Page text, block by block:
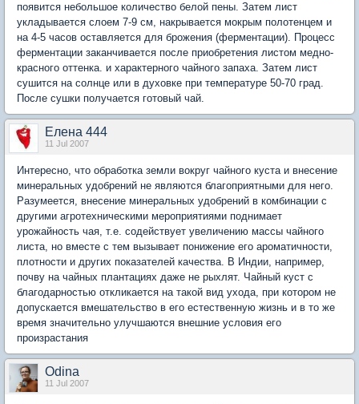
появится небольшое количество белой пены. Затем лист
укладывается слоем 7-9 см, накрывается мокрым полотенцем и
на 4-5 часов оставляется для брожения (ферментации). Процесс
ферментации заканчивается после приобретения листом медно-
красного оттенка. и характерного чайного запаха. Затем лист
сушится на солнце или в духовке при температуре 50-70 град.
После сушки получается готовый чай.
Елена 444
11 Jul 2007
Интересно, что обработка земли вокруг чайного куста и внесение
минеральных удобрений не являются благоприятными для него.
Разумеется, внесение минеральных удобрений в комбинации с
другими агротехническими мероприятиями поднимает
урожайность чая, т.е. содействует увеличению массы чайного
листа, но вместе с тем вызывает понижение его ароматичности,
плотности и других показателей качества. В Индии, например,
почву на чайных плантациях даже не рыхлят. Чайный куст с
благодарностью откликается на такой вид ухода, при котором не
допускается вмешательство в его естественную жизнь и в то же
время значительно улучшаются внешние условия его
произрастания
Odina
11 Jul 2007